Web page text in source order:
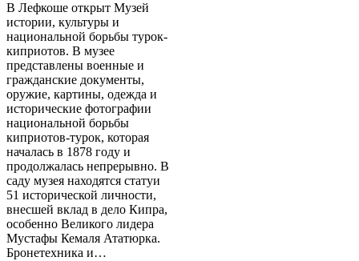
В Лефкоше открыт Музей
истории, культуры и
национальной борьбы турок-
киприотов. В музее
представлены военные и
гражданские документы,
оружие, картины, одежда и
исторические фотографии
национальной борьбы
киприотов-турок, которая
началась в 1878 году и
продолжалась непрерывно. В
саду музея находятся статуи
51 исторической личности,
внесшей вклад в дело Кипра,
особенно Великого лидера
Мустафы Кемаля Ататюрка.
Бронетехника и…